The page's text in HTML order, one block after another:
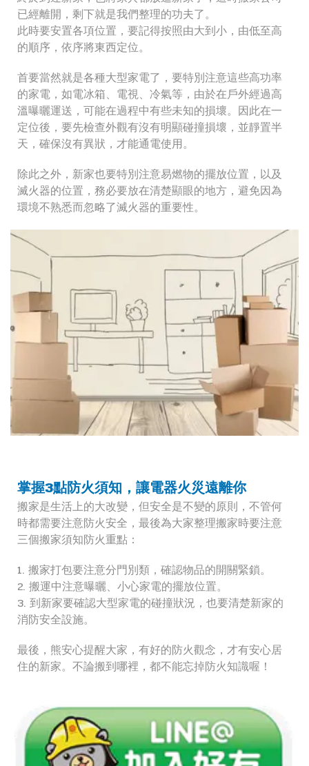
已經離開，剩下就是我們整理的功夫了。
此時要安置各項位置，要記得按照由大到小，由低至高
的順序，依序將東西定位。
首要當然就是各種大型家電了，要特別注意這些高功率
的家電，如電冰箱、電視、冷氣等，由於在戶外經過高
溫曝曬運送，可能在過程中有些未知的損壞。因此在一
定位後，要先檢查外觀有沒有明顯碰撞損壞，並靜置半
天，確保沒有異狀，才能通電使用。
除此之外，新家也要特別注意易燃物的擺放位置，以及
滅火器的位置，務必要放在清楚顯眼的地方，避免因為
環境不熟悉而忽略了滅火器的重要性。
掌握3點防火須知，讓電器火災遠離你
搬家是生活上的大改變，但安全是不變的原則，不管何
時都需要注意防火安全，最後為大家整理搬家時要注意
三個搬家須知防火重點：
1. 搬家打包要注意分門別類，確認物品的開關緊鎖。
2. 搬運中注意曝曬、小心家電的擺放位置。
3. 到新家要確認大型家電的碰撞狀況，也要清楚新家的
消防安全設施。
最後，熊安心提醒大家，有好的防火觀念，才有安心居
住的新家。不論搬到哪裡，都不能忘掉防火知識喔！